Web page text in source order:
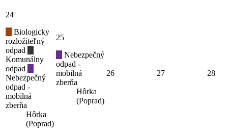
24
Biologicky
rozložiteľný
odpad
Komunálny
odpad
Nebezpečný
odpad -
mobilná
zberňa
Hôrka
(Poprad)
25
Nebezpečný
odpad -
mobilná
zberňa
Hôrka
(Poprad)
26 27 28